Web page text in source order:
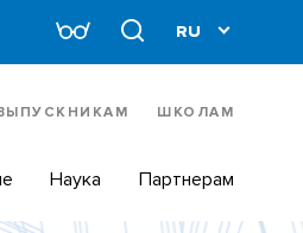
ШКОЛАМ
Наука Партнерам